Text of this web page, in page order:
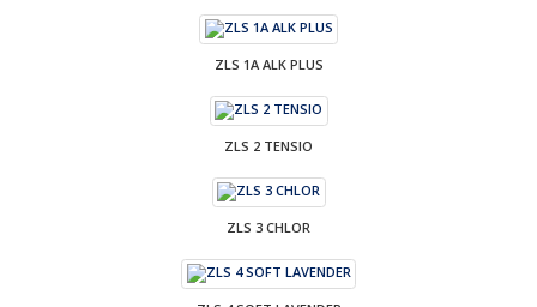
ZLS 1A ALK PLUS
ZLS 2 TENSIO
ZLS 3 CHLOR